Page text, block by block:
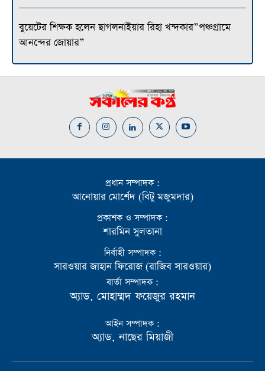
বুয়েটের শিক্ষক হলেন ছাগলনাইয়ার রিহা খন্দকার”পঞ্চগ্রামে
আনন্দের জোয়ার”
প্রধান সম্পাদক :
আনোয়ার মোর্শেদ (বিটু মজুমদার)
প্রকাশক ও সম্পাদক :
শারমিন সুলতানা
নির্বাহী সম্পাদক :
সারওয়ার জাহান ফিরোজ (রাজিব সারওয়ার)
বার্তা সম্পাদক :
অ্যাড. মোহাম্মদ ফয়েজুর রহমান
আইন সম্পাদক :
অ্যাড. নাছের মিয়াজী